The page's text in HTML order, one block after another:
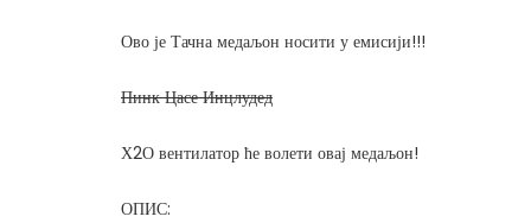
Ово је Тачна медаљон носити у емисији!!!
Пинк Цасе Инцлудед
Х2О вентилатор ће волети овај медаљон!
ОПИС: